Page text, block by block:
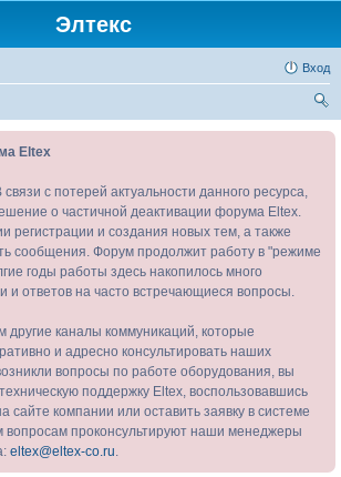
Элтекс
Вход
Eltex
с потерей актуальности данного ресурса,
о частичной деактивации форума Eltex.
регистрации и создания новых тем, а также
сообщения. Форум продолжит работу в "режиме
годы работы здесь накопилось много
и ответов на часто встречающиеся вопросы.
другие каналы коммуникаций, которые
и адресно консультировать наших
вопросы по работе оборудования, вы
поддержку Eltex, воспользовавшись
сайте компании или оставить заявку в системе
проконсультируют наши менеджеры
eltex@eltex-co.ru.